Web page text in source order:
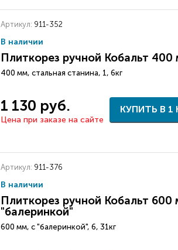
Артикул: 911-352
В наличии
Плиткорез ручной Кобальт 400
400 мм, стальная станина, 1, 6кг
1 130 руб.
Цена при заказе на сайте
КУПИТЬ В 1
Артикул: 911-376
В наличии
Плиткорез ручной Кобальт 600
"балеринкой"
600 мм, с "балеринкой", 6, 31кг